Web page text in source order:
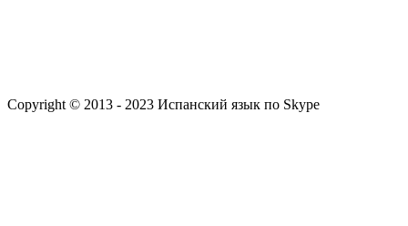
Copyright © 2013 - 2023 Испанский язык по Skype